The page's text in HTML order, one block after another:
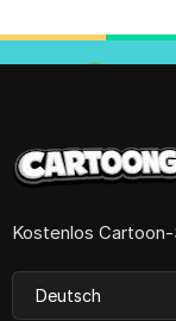
Kostenlos